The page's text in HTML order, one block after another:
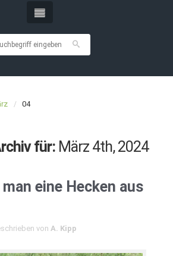
04
für: März 4th, 2024
eine Hecken aus
von A. Kipp